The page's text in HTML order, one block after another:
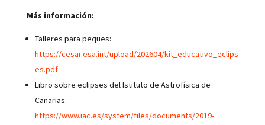
Más información:
Talleres para peques:
https://cesar.esa.int/upload/202604/kit_educativo_eclips
es.pdf
Libro sobre eclipses del Istituto de Astrofísica de
Canarias:
https://www.iac.es/system/files/documents/2019-